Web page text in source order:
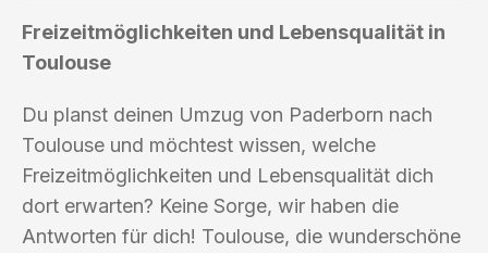
Freizeitmöglichkeiten und Lebensqualität in
Toulouse
Du planst deinen Umzug von Paderborn nach
Toulouse und möchtest wissen, welche
Freizeitmöglichkeiten und Lebensqualität dich
dort erwarten? Keine Sorge, wir haben die
Antworten für dich! Toulouse, die wunderschöne